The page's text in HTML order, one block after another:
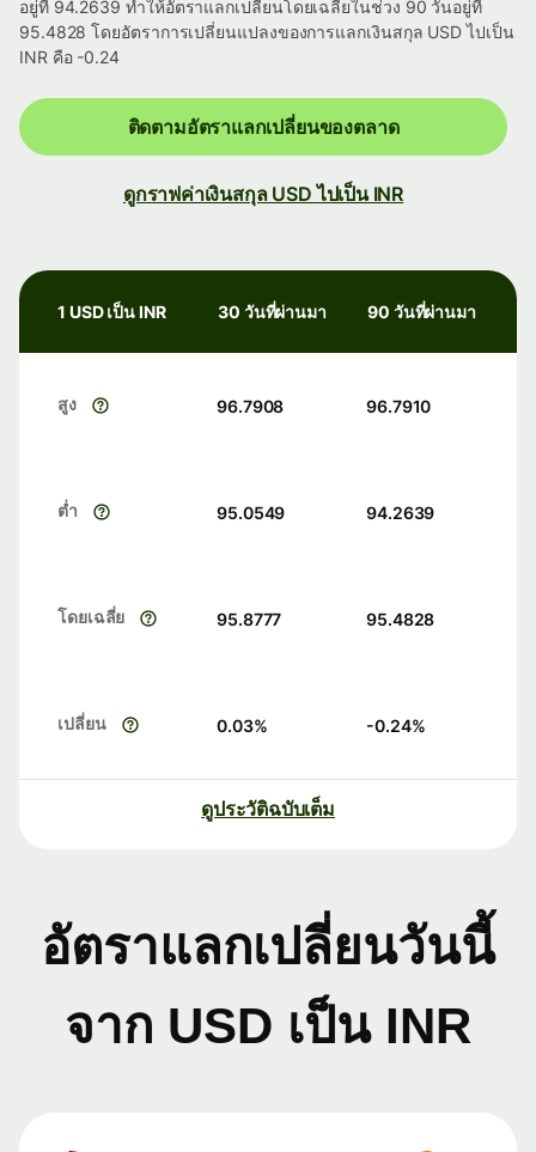
อยู่ที่ 94.2639 ทำให้อัตราแลกเปลี่ยนโดยเฉลี่ยในช่วง 90 วันอยู่ที่
95.4828 โดยอัตราการเปลี่ยนแปลงของการแลกเงินสกุล USD ไปเป็น
INR คือ -0.24
ติดตามอัตราแลกเปลี่ยนของตลาด
ดูกราฟค่าเงินสกุล USD ไปเป็น INR
1 USD เป็น INR 30 วันที่ผ่านมา 90 วันที่ผ่านมา
สูง 96.7908 96.7910
ต่ำ 95.0549 94.2639
โดยเฉลี่ย 95.8777 95.4828
เปลี่ยน 0.03% -0.24%
ดูประวัติฉบับเต็ม
อัตราแลกเปลี่ยนวันนี้
จาก USD เป็น INR